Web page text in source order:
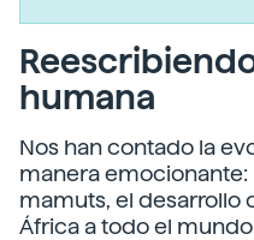
humana
Nos han contado la
manera emocionante:
mamuts, el desarrollo
África a todo el